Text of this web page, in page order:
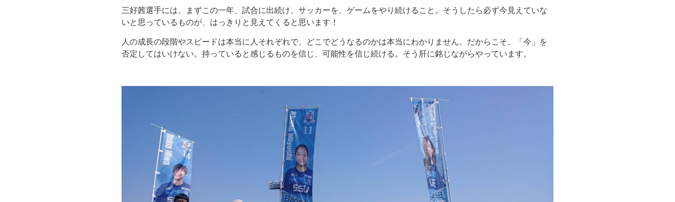
三好茜選手には、まずこの一年、試合に出続け、サッカーを、ゲームをやり続けること。そうしたら必ず今見えていな
いと思っているものが、はっきりと見えてくると思います！
人の成長の段階やスピードは本当に人それぞれで、どこでどうなるのかは本当にわかりません。だからこそ、「今」を
否定してはいけない。持っていると感じるものを信じ、可能性を信じ続ける。そう肝に銘じながらやっています。